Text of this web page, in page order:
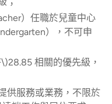
）任職於兒童中心
），不可申
相關的優先級，
供服務或業務，不限於